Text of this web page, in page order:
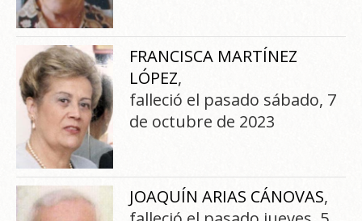
FRANCISCA MARTÍNEZ
LÓPEZ,
falleció el pasado sábado, 7
de octubre de 2023
JOAQUÍN ARIAS CÁNOVAS,